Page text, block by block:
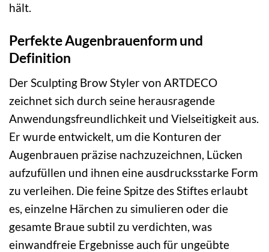
hält.
Perfekte Augenbrauenform und
Definition
Der Sculpting Brow Styler von ARTDECO
zeichnet sich durch seine herausragende
Anwendungsfreundlichkeit und Vielseitigkeit aus.
Er wurde entwickelt, um die Konturen der
Augenbrauen präzise nachzuzeichnen, Lücken
aufzufüllen und ihnen eine ausdrucksstarke Form
zu verleihen. Die feine Spitze des Stiftes erlaubt
es, einzelne Härchen zu simulieren oder die
gesamte Braue subtil zu verdichten, was
einwandfreie Ergebnisse auch für ungeübte